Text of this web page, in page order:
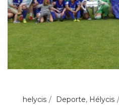
helycis Deporte, Hélycis